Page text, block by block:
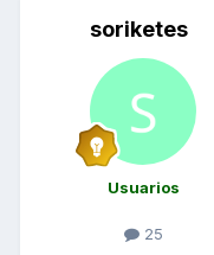
soriketes
Usuarios
25